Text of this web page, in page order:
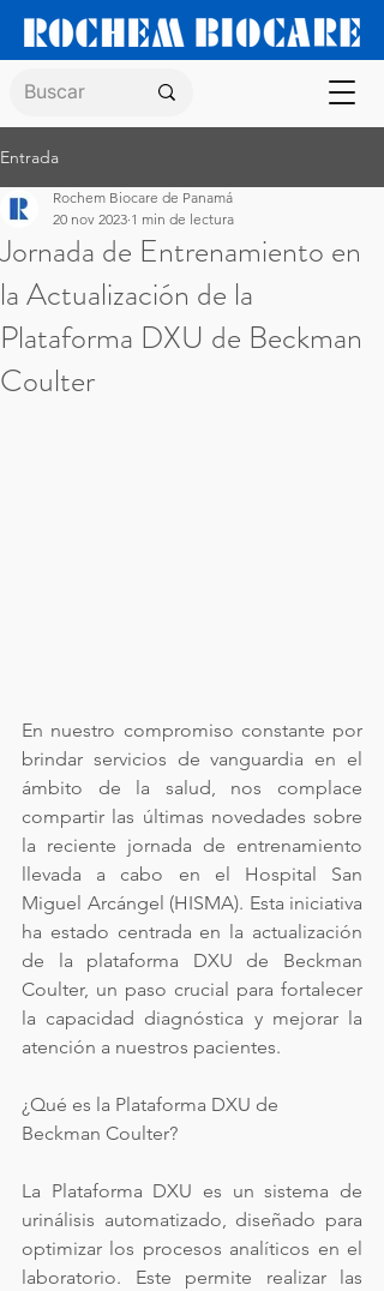
Entrada
Jornada de Entrenamiento en
la Actualización de la
Plataforma DXU de Beckman
Coulter
Rochem Biocare de Panamá
20 nov 2023 1 min de lectura
En nuestro compromiso constante por
brindar servicios de vanguardia en el
ámbito de la salud, nos complace
compartir las últimas novedades sobre
la reciente jornada de entrenamiento
llevada a cabo en el Hospital San
Miguel Arcángel (HISMA). Esta iniciativa
ha estado centrada en la actualización
de la plataforma DXU de Beckman
Coulter, un paso crucial para fortalecer
la capacidad diagnóstica y mejorar la
atención a nuestros pacientes.
¿Qué es la Plataforma DXU de
Beckman Coulter?
La Plataforma DXU es un sistema de
urinálisis automatizado, diseñado para
optimizar los procesos analíticos en el
laboratorio. Este permite realizar las